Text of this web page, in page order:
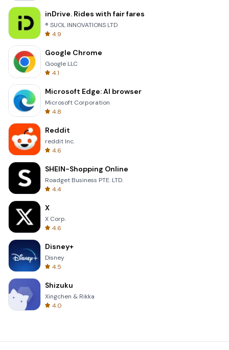
inDrive. Rides with fair fares
® SUOL INNOVATIONS LTD
4.9
Google Chrome
Google LLC
4.1
Microsoft Edge: AI browser
Microsoft Corporation
4.8
Reddit
reddit Inc.
4.6
SHEIN-Shopping Online
Roadget Business PTE. LTD.
4.4
X
X Corp.
4.6
Disney+
Disney
4.5
Shizuku
Xingchen & Rikka
4.0